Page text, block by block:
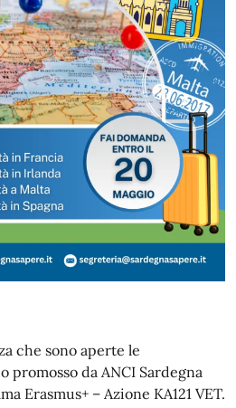
che sono aperte le
promosso da ANCI Sardegna
Erasmus+ – Azione KA121 VET.